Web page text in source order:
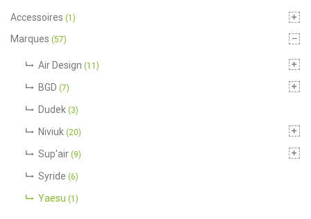
Accessoires (1)
Marques (57)
Air Design (11)
BGD (7)
Dudek (3)
Niviuk (20)
Sup'air (9)
Syride (6)
Yaesu (1)